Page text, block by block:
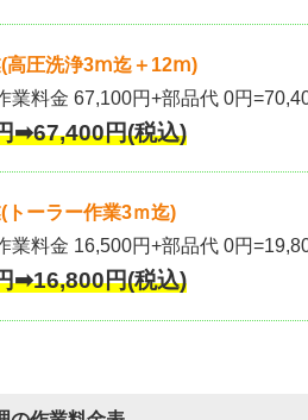
(高圧洗浄3ⅿ迄＋12ⅿ)
業料金 67,100円+部品代 0円
➡67,400円(税込)
トーラー作業3ｍ迄)
業料金 16,500円+部品代 0円
➡16,800円(税込)